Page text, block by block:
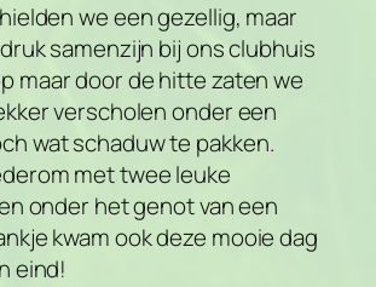
we een gezellig, maar
samenzijn bij ons clubhuis
maar door de hitte zaten we
verscholen onder een
wat schaduw te pakken.
met twee leuke
onder het genot van een
kwam ook deze mooie dag
eind!